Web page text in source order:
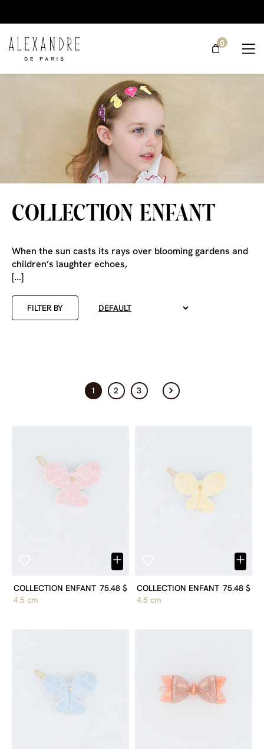
0
COLLECTION ENFANT
When the sun casts its rays over blooming gardens and
children’s laughter echoes,
[...]
FILTER BY
1 2 3
COLLECTION ENFANT
4.5 cm
75.48 $
COLLECTION ENFANT
4.5 cm
75.48 $